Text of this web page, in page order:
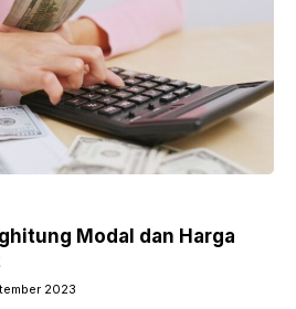
Modal dan Harga
2023